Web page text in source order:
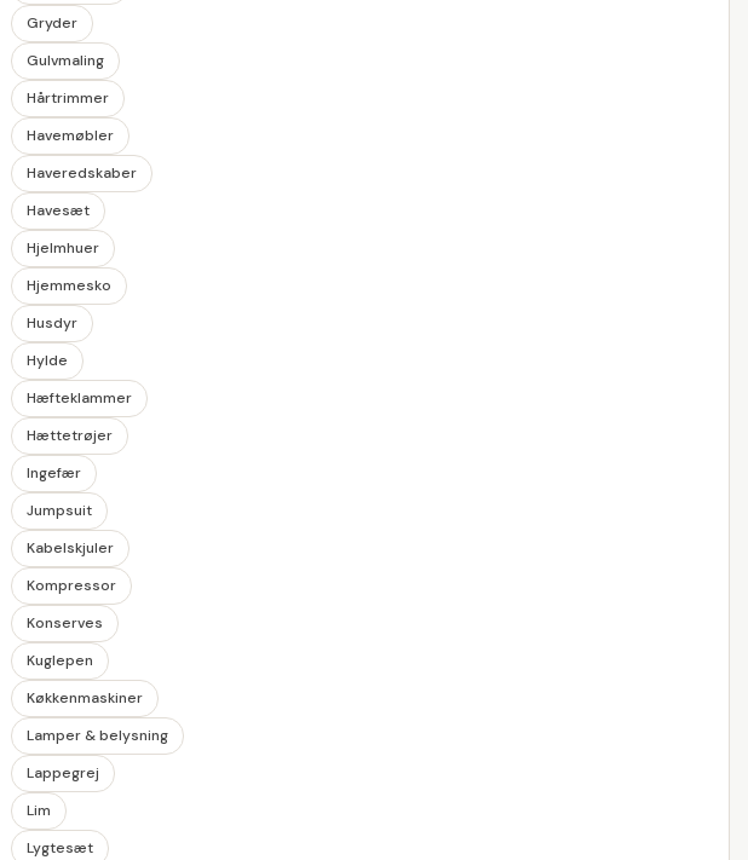
Gryder
Gulvmaling
Hårtrimmer
Havemøbler
Haveredskaber
Havesæt
Hjelmhuer
Hjemmesko
Husdyr
Hylde
Hæfteklammer
Hættetrøjer
Ingefær
Jumpsuit
Kabelskjuler
Kompressor
Konserves
Kuglepen
Køkkenmaskiner
Lamper & belysning
Lappegrej
Lim
Lygtesæt